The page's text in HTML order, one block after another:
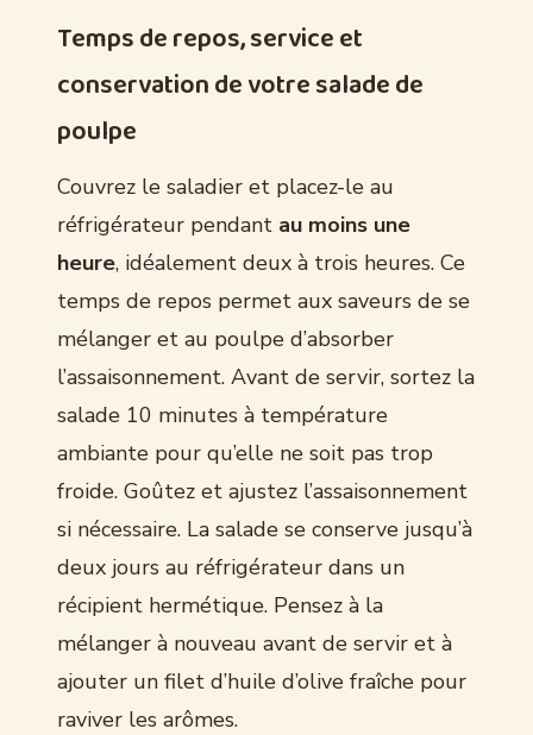
Temps de repos, service et
conservation de votre salade de
poulpe
Couvrez le saladier et placez-le au
réfrigérateur pendant au moins une
heure, idéalement deux à trois heures. Ce
temps de repos permet aux saveurs de se
mélanger et au poulpe d’absorber
l’assaisonnement. Avant de servir, sortez la
salade 10 minutes à température
ambiante pour qu’elle ne soit pas trop
froide. Goûtez et ajustez l’assaisonnement
si nécessaire. La salade se conserve jusqu’à
deux jours au réfrigérateur dans un
récipient hermétique. Pensez à la
mélanger à nouveau avant de servir et à
ajouter un filet d’huile d’olive fraîche pour
raviver les arômes.